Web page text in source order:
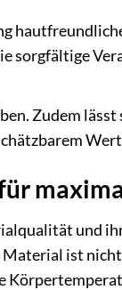
sorgfältige
Zudem lässt
und
ist